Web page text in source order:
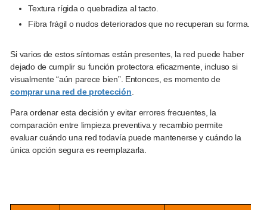
Textura rígida o quebradiza al tacto.
Fibra frágil o nudos deteriorados que no recuperan su forma.
Si varios de estos síntomas están presentes, la red puede haber
dejado de cumplir su función protectora eficazmente, incluso si
visualmente “aún parece bien”. Entonces, es momento de
comprar una red de protección
Para ordenar esta decisión y evitar errores frecuentes, la
comparación entre limpieza preventiva y recambio permite
evaluar cuándo una red todavía puede mantenerse y cuándo la
única opción segura es reemplazarla.